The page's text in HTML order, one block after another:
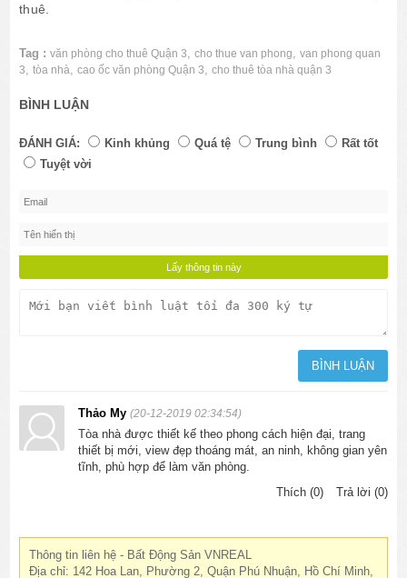
thuê.
Tag : văn phòng cho thuê Quận 3,cho thue van phong,van phong quan
3,tòa nhà,cao ốc văn phòng Quận 3,cho thuê tòa nhà quận 3
BÌNH LUẬN
ĐÁNH GIÁ: Kinh khủng Quá tệ Trung bình
Rất tốt
Tuyệt vời
Thảo My(20-12-2019 02:34:54)
Tòa nhà được thiết kế theo phong cách hiện đại, trang
thiết bị mới, view đẹp thoáng mát, an ninh, không gian yên
tĩnh, phù hợp để làm văn phòng.
Thích (0)
Trả lời (0)
Thông tin liên hệ - Bất Động Sản VNREAL
Địa chỉ: 142 Hoa Lan, Phường 2, Quận Phú Nhuận, Hồ Chí Minh,